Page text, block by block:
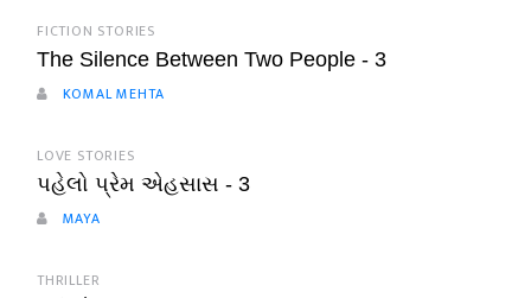
FICTION STORIES
The Silence Between Two People - 3
KOMAL MEHTA
LOVE STORIES
પહેલો પ્રેમ એહસાસ - 3
MAYA
THRILLER